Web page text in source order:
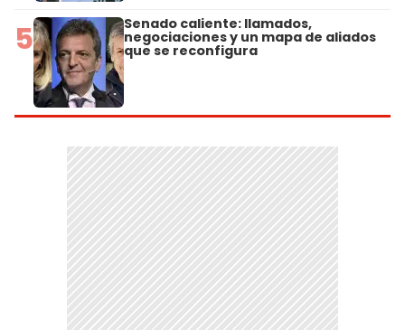
5 Senado caliente: llamados,
negociaciones y un mapa de aliados
que se reconfigura